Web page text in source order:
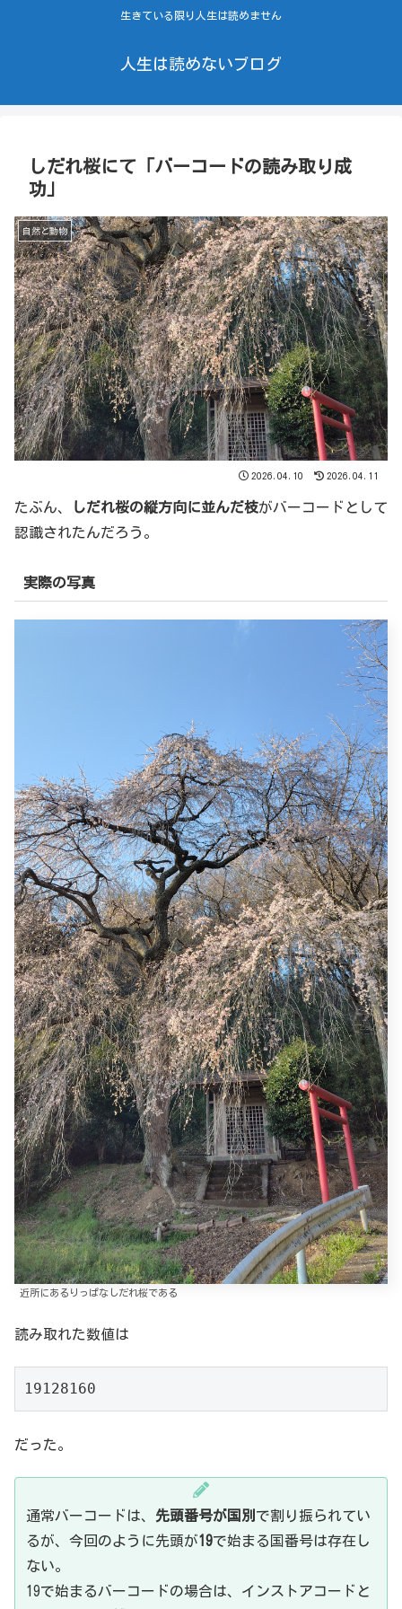
生きている限り人生は読めません
人生は読めないブログ
しだれ桜にて「バーコードの読み取り成
功」
自然と動物
2026.04.10 2026.04.11
たぶん、 しだれ桜の縦方向に並んだ枝がバーコードとして
認識されたんだろう。
実際の写真
近所にあるりっぱなしだれ桜である
読み取れた数値は
19128160
だった。
通常バーコードは、 先頭番号が国別 で割り振られてい
るが、今回のように先頭が19で始まる国番号は存在し
ない。
19で始まるバーコードの場合は、インストアコードと